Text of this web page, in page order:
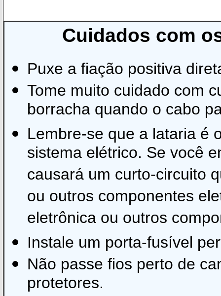
Cuidados com
Puxe a fiação positiva
Tome muito cuidado com
borracha quando o cabo
Lembre-se que a lataria é
sistema elétrico. Se você
causará um curto-circuito
ou outros componentes
eletrônica ou outros
Instale um porta-fusível
Não passe fios perto de
protetores.